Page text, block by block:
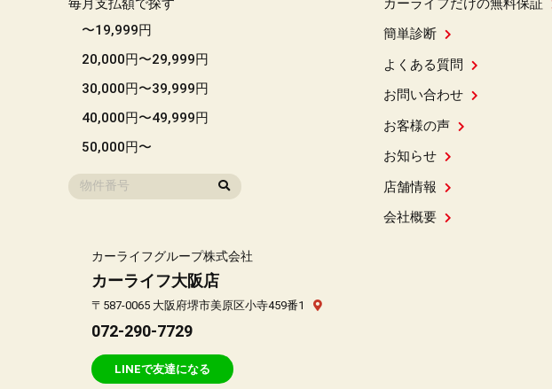
毎月支払額で探す
〜19,999円
20,000円〜29,999円
30,000円〜39,999円
40,000円〜49,999円
50,000円〜
カーライフだけの無料保証
簡単診断
よくある質問
お問い合わせ
お客様の声
お知らせ
店舗情報
会社概要
カーライフグループ株式会社
カーライフ大阪店
〒587-0065 大阪府堺市美原区小寺459番1
072-290-7729
LINEで友達になる